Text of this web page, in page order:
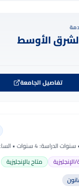
الأوسط
تفاصيل الجامعة
سنوات الدراسة:4 سنوات
•
الإنجليزية
متاح بالإنجليزية